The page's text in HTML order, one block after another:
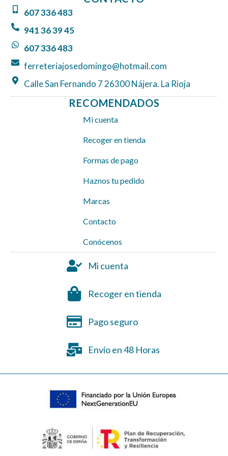
607 336 483
941 36 39 45
607 336 483
ferreteriajosedomingo@hotmail.com
Calle San Fernando 7 26300 Nájera. La Rioja
RECOMENDADOS
Mi cuenta
Recoger en tienda
Formas de pago
Haznos tu pedido
Marcas
Contacto
Conócenos
Mi cuenta
Recoger en tienda
Pago seguro
Envío en 48 Horas